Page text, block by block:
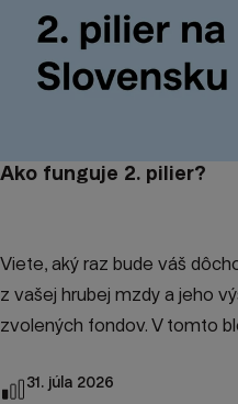
Ako funguje 2. pilier?
Viete, aký raz bude váš
z vašej hrubej mzdy a jeho
zvolených fondov. V tomto
31. júla 2026